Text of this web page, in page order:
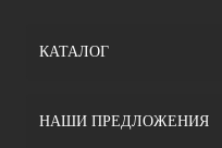
КАТАЛОГ
НАШИ ПРЕДЛОЖЕНИЯ